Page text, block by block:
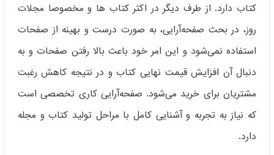
کتاب دارد. از طرف دیگر در اکثر کتاب‌ ها و مخصوصا مجلات
روز، در بحث صفحه‌آرایی، به صورت درست و بهینه از صفحات
استفاده نمی‌شود و این امر خود باعث بالا رفتن صفحات و به
دنبال آن افزایش قیمت نهایی کتاب و در نتیجه کاهش رغبت
مشتریان برای خرید می‌شود. صفحه‌آرایی کاری تخصصی است
که نیاز به تجربه و آشنایی کامل با مراحل تولید کتاب و مجله
دارد.